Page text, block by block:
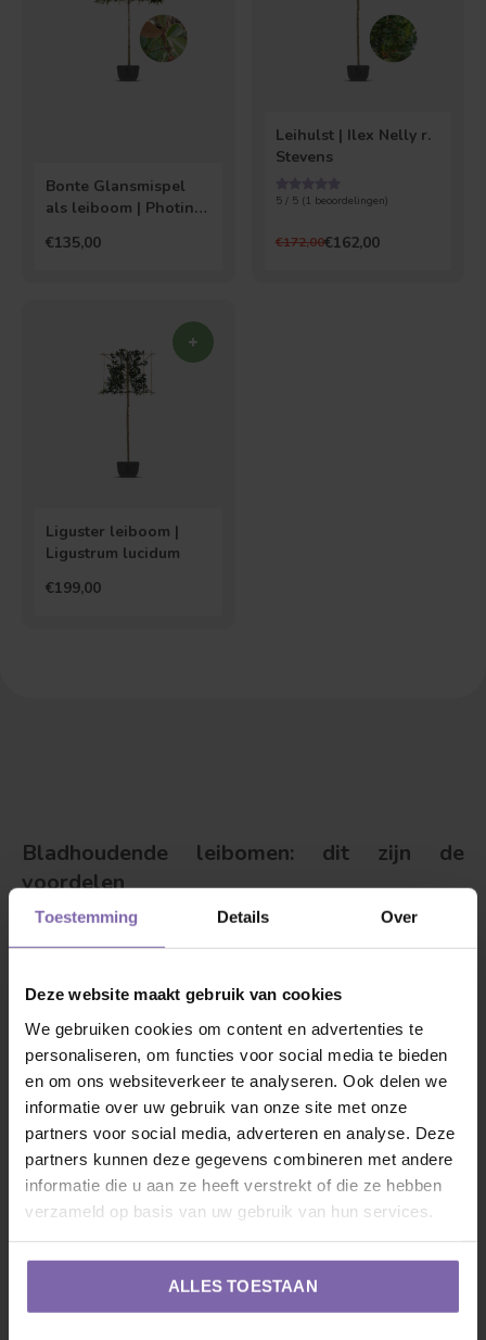
Toestemming Details Over
Deze website maakt gebruik van cookies
We gebruiken cookies om content en advertenties te
personaliseren, om functies voor social media te bieden
en om ons websiteverkeer te analyseren. Ook delen we
informatie over uw gebruik van onze site met onze
partners voor social media, adverteren en analyse. Deze
partners kunnen deze gegevens combineren met andere
informatie die u aan ze heeft verstrekt of die ze hebben
verzameld op basis van uw gebruik van hun services.
ALLES TOESTAAN
Bonte Glansmispel
als leiboom | Photinia
€135,00
Leihulst | Ilex Nelly r.
Stevens
5 / 5 (1 beoordelingen)
€172,00€162,00
Liguster leiboom |
Ligustrum lucidum
€199,00
Bladhoudende leibomen: dit zijn de
voordelen
Overweeg je bladhoudende leibomen in je tuin? Op onze
roodkleurige leibeuk met de mysterieuze naam ‘
sylvatica Atropunicea
’. Deze boom leent zich perfect voor
verschillende formaten tuinen en kan wel tegen een
zonnestraaltje. Een stootje wind? Ja hoor, zelfs dat is voor
deze bladhoudende jongen geen probleem. Deze rode
leibeukboom geeft je ook nog eens volop privacy, door de
breedte van het rekwerk: 1,50 meter. De hoogte is ook niet
mis: 1,20 meter. Met een aantal van deze groene vrienden
op een rij heb je geen last van nieuwsgierige aagjes in je